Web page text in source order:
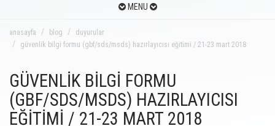
MENU
anasayfa blog
duyurular
güvenlik bilgi formu (gbf/sds/msds) hazırlayıcısı eğitimi / 21-23 mart 2018
GÜVENLİK BİLGİ FORMU
(GBF/SDS/MSDS) HAZIRLAYICISI
EĞİTİMİ / 21-23 MART 2018